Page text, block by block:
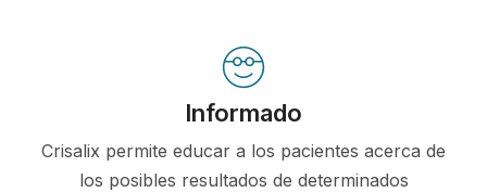
Informado
Crisalix permite educar a los pacientes acerca de
los posibles resultados de determinados